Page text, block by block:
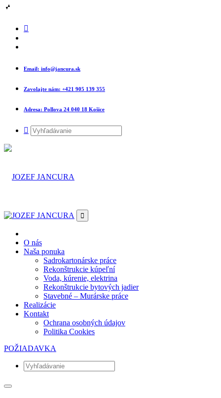
Email: info@jancura.sk
Zavolajte nám: +421 905 139 355
Adresa: Pollova 24 040 18 Košice
O nás
Naša ponuka
Sadrokartonárske práce
Rekonštrukcie kúpeľní
Voda, kúrenie, elektrina
Rekonštrukcie bytových jadier
Stavebné – Murárske práce
Realizácie
Kontakt
Ochrana osobných údajov
Politika Cookies
POŽIADAVKA